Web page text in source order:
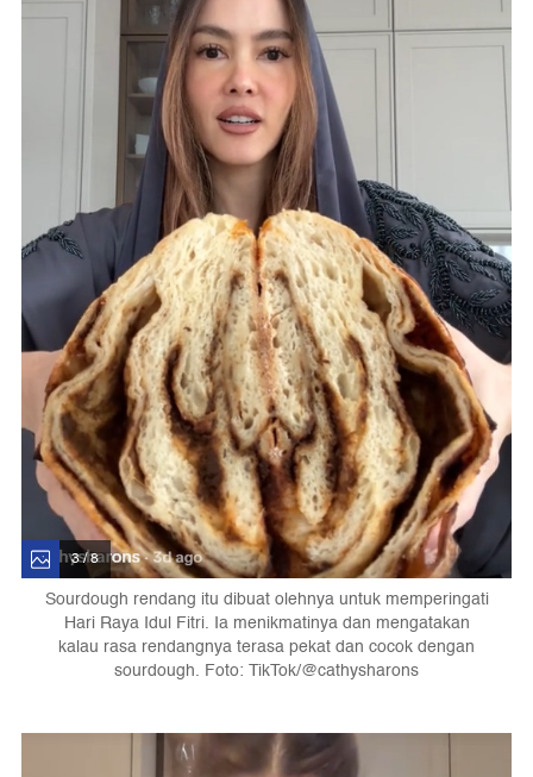
3 / 8
Sourdough rendang itu dibuat olehnya untuk memperingati
Hari Raya Idul Fitri. Ia menikmatinya dan mengatakan
kalau rasa rendangnya terasa pekat dan cocok dengan
sourdough. Foto: TikTok/@cathysharons